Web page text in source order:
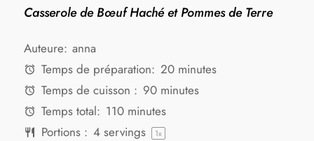
Casserole de Bœuf Haché et Pommes de Terre
Auteure: anna
Temps de préparation: 20 minutes
Temps de cuisson : 90 minutes
Temps total: 110 minutes
Portions : 4servings 1x